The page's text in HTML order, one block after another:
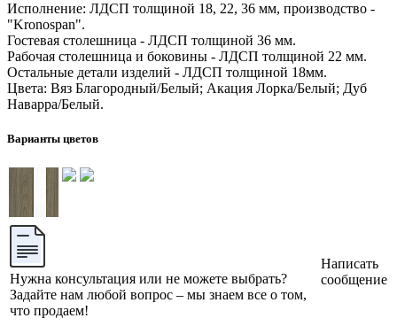
Исполнение: ЛДСП толщиной 18, 22, 36 мм, производство -
"Kronospan".
Гостевая столешница - ЛДСП толщиной 36 мм.
Рабочая столешница и боковины - ЛДСП толщиной 22 мм.
Остальные детали изделий - ЛДСП толщиной 18мм.
Цвета: Вяз Благородный/Белый; Акация Лорка/Белый; Дуб
Наварра/Белый.
Варианты цветов
Нужна консультация или не можете выбрать?
Задайте нам любой вопрос – мы знаем все о том,
что продаем!
Написать
сообщение